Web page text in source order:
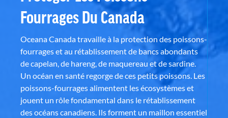
Fourrages Du Canada
Oceana Canada travaille à la protection des poissons-
fourrages et au rétablissement de bancs abondants
de capelan, de hareng, de maquereau et de sardine.
Un océan en santé regorge de ces petits poissons. Les
poissons-fourrages alimentent les écosystèmes et
jouent un rôle fondamental dans le rétablissement
des océans canadiens. Ils forment un maillon essentiel